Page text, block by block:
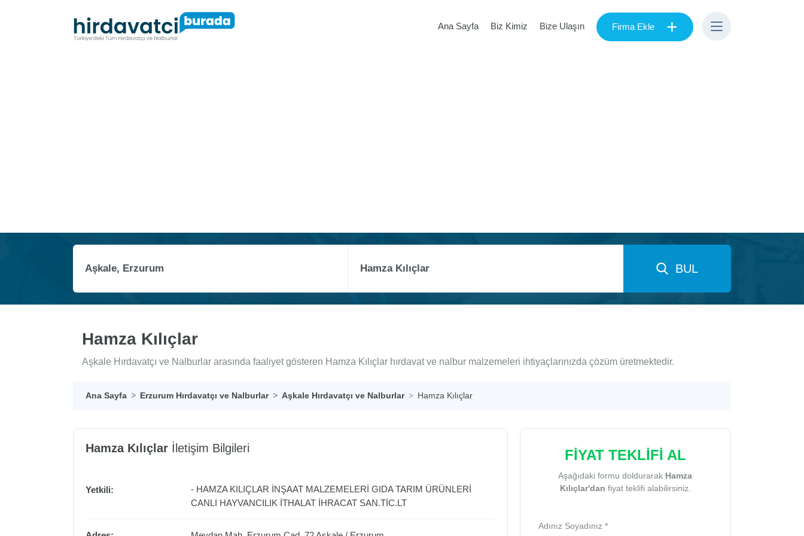
Ana Sayfa Biz Kimiz Bize Ulaşın Firma Ekle +
BUL
Hamza Kılıçlar
Aşkale Hırdavatçı ve Nalburlar arasında faaliyet gösteren Hamza Kılıçlar hırdavat ve nalbur malzemeleri ihtiyaçlarınızda çözüm üretmektedir.
Ana Sayfa Erzurum Hırdavatçı ve Nalburlar Aşkale Hırdavatçı ve Nalburlar Hamza Kılıçlar
Hamza Kılıçlar İletişim Bilgileri
Yetkili:
- HAMZA KILIÇLAR İNŞAAT MALZEMELERİ GIDA TARIM ÜRÜNLERİ
CANLI HAYVANCILIK İTHALAT İHRACAT SAN.TİC.LT
FİYAT TEKLİFİ AL
Aşağıdaki formu doldurarak Hamza
Kılıçlar'dan fiyat teklifi alabilirsiniz.
Adınız Soyadınız *